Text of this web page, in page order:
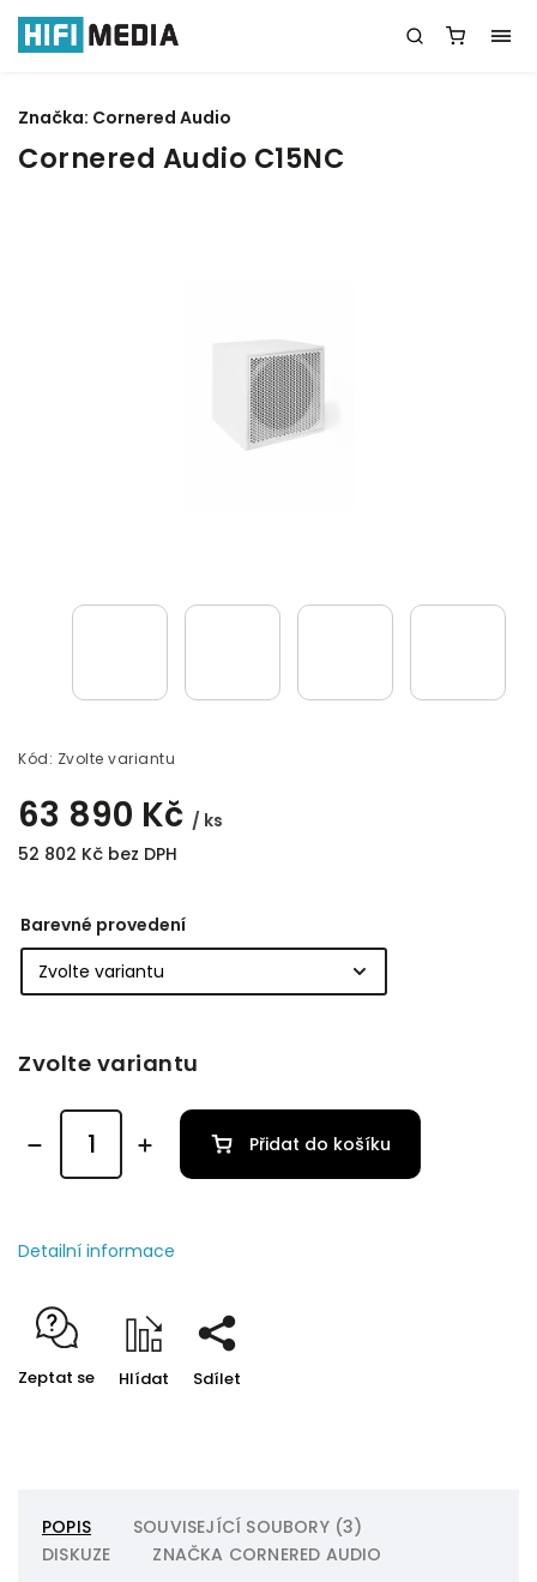
Cornered Audio C15NC
Kód: Zvolte variantu
63 890 Kč / ks
52 802 Kč bez DPH
Značka: Cornered Audio
Barevné provedení
Zvolte variantu
Přidat do košíku
Detailní informace
Zeptat se Hlídat Sdílet
POPIS
SOUVISEJÍCÍ SOUBORY (3)
DISKUZE
ZNAČKA CORNERED AUDIO